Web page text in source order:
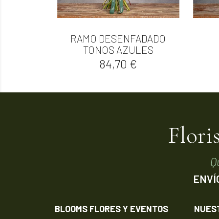
RAMO DESENFADADO
TONOS AZULES
Precio
84,70 €
Vista rápida
BLOOMS FLORES Y EVENTOS